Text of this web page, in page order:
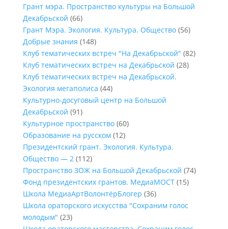
Грант мэра. Пространство культуры на Большой
Декабрьской (66)
Грант Мэра. Экология. Культура. Общество(56)
Добрые знания (148)
Клуб тематических встреч "На Декабрьской" (82)
Клуб тематических встреч на Декабрьской (28)
Клуб тематических встреч на Декабрьской.
Экология мегаполиса (44)
Культурно-досуговый центр на Большой
Декабрьской (91)
Культурное пространство(60)
Образование на русском (12)
Президентский грант. Экология. Культура.
Общество — 2(112)
Пространство ЗОЖ на Большой Декабрьской (74)
Фонд президентских грантов. МедиаМОСТ(15)
Школа МедиаАртВолонтёрБлогер (36)
Школа ораторского искусства "Сохраним голос
молодым" (23)